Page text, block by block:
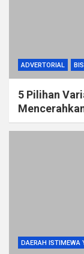
ADVERTORIAL
5 Pilihan
DAERAH ISTIMEWA